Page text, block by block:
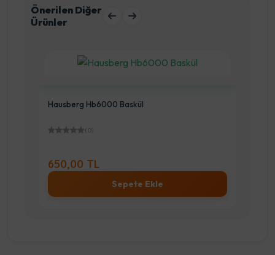
Önerilen Diğer
Ürünler
Hausberg Hb6000 Baskül
(0)
650,00 TL
Sepete Ekle